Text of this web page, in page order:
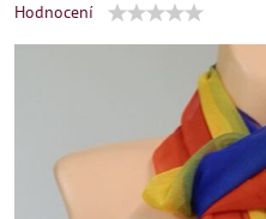
Hodnocení